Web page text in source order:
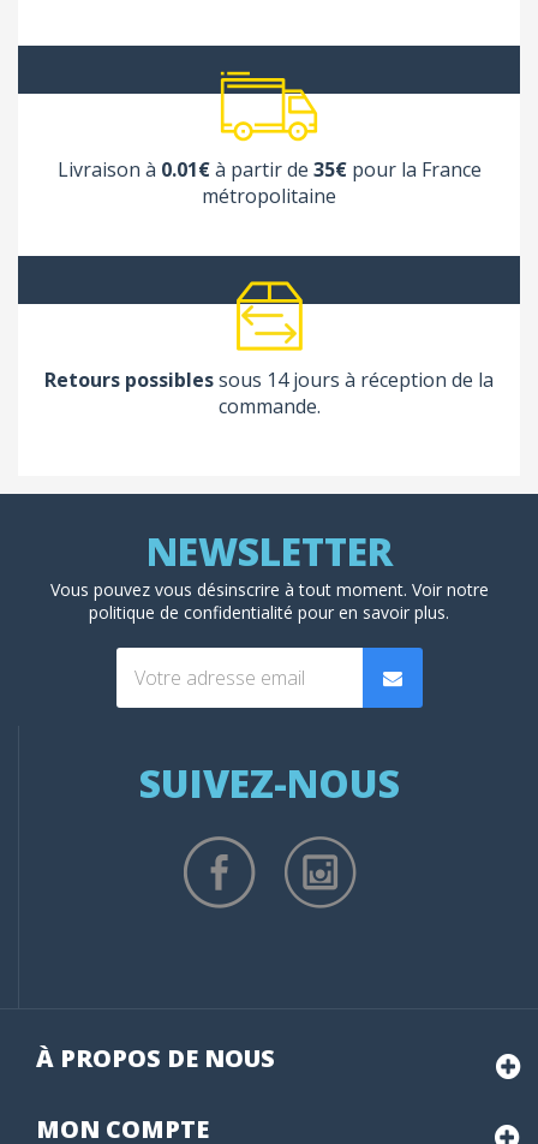
Livraison à 0.01€à partir de 35€pour la France
métropolitaine
Retours possiblessous 14 jours à réception de la
commande.
Vous pouvez vous désinscrire à tout moment. Voir notre
politique de confidentialité pour en savoir plus.
SUIVEZ-NOUS
À PROPOS DE NOUS
MON COMPTE